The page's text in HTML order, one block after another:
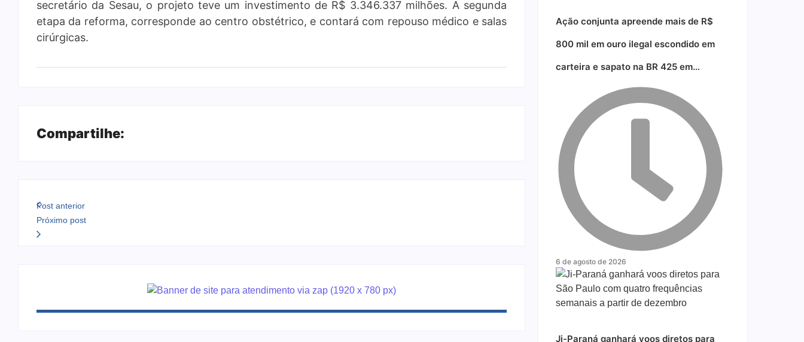
secretário da Sesau, o projeto teve um investimento de R$ 3.346.337 milhões. A segunda
etapa da reforma, corresponde ao centro obstétrico, e contará com repouso médico e salas
cirúrgicas.
Compartilhe:
Post anterior
Próximo post
Ação conjunta apreende mais de R$
800 mil em ouro ilegal escondido em
carteira e sapato na BR 425 em…
6 de agosto de 2026
Ji-Paraná ganhará voos diretos para